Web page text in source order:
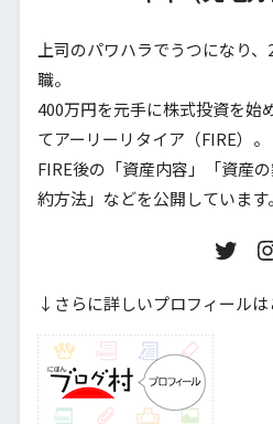
上司のパワハラでうつになり
職。
400万円を元手に株式投資を始
てアーリーリタイア（FIRE）。
FIRE後の「資産内容」「資産
約方法」などを公開しています。
↓さらに詳しいプロフィールは